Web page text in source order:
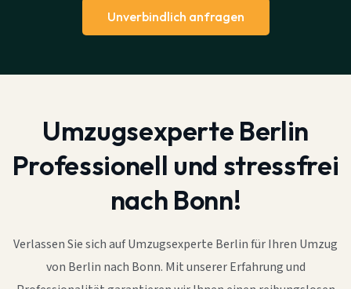
Unverbindlich anfragen
Umzugsexperte Berlin
Professionell und stressfrei
nach Bonn!
Verlassen Sie sich auf Umzugsexperte Berlin für Ihren Umzug
von Berlin nach Bonn. Mit unserer Erfahrung und